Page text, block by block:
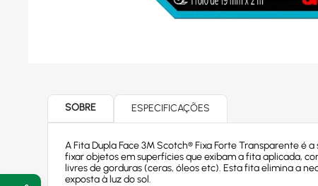
SOBRE ESPECIFICAÇÕES
A Fita Dupla Face 3M Scotch® Fixa Forte Transparente
fixar objetos em superfícies que exibam a fita aplicada,
livres de gorduras (ceras, óleos etc). Esta fita elimina a
exposta à luz do sol.